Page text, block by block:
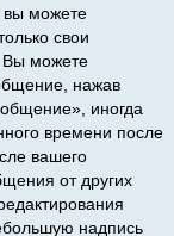
можете
свои
Вы можете
нажав
иногда
времени после
вашего
от других
надпись